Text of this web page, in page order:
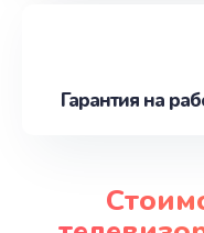
Гарантия на